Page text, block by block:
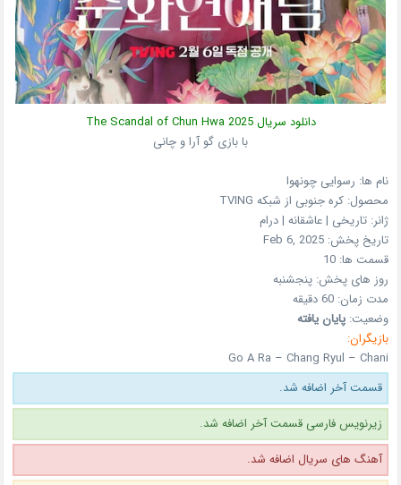
دانلود سریالThe Scandal of Chun Hwa 2025
با بازی گو آرا و چانی
نام ها: رسوایی چونهوا
محصول:کره جنوبی از شبکه TVING
ژانر:تاریخی | عاشقانه | درام
تاریخ پخش:Feb 6, 2025
قسمت ها: 10
روز های پخش:پنجشنبه
مدت زمان: 60 دقیقه
وضعیت:پایان یافته
بازیگران:
Go A Ra – Chang Ryul – Chani
قسمت آخر اضافه شد.
زیرنویس فارسی قسمت آخر اضافه شد.
آهنگ های سریال اضافه شد.